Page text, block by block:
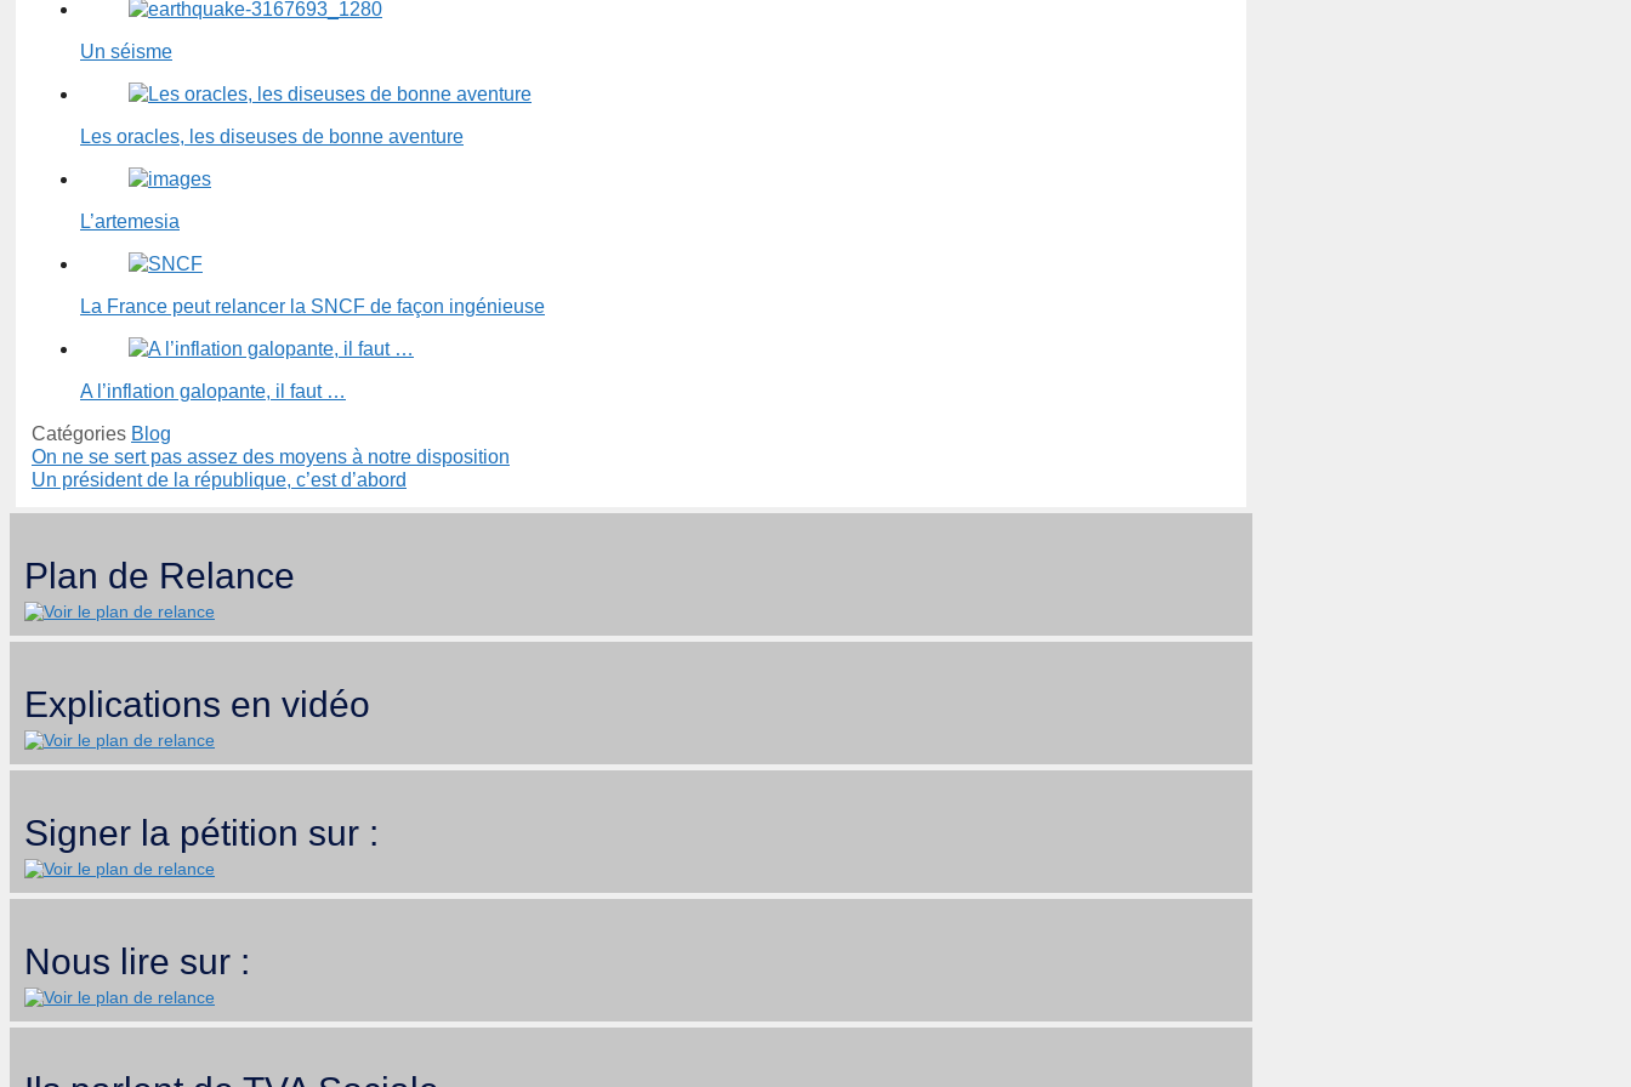
Un séisme
Les oracles, les diseuses de bonne aventure
L’artemesia
La France peut relancer la SNCF de façon ingénieuse
A l’inflation galopante, il faut …
Catégories Blog
On ne se sert pas assez des moyens à notre disposition
Un président de la république, c’est d’abord
Plan de Relance
Explications en vidéo
Signer la pétition sur :
Nous lire sur :